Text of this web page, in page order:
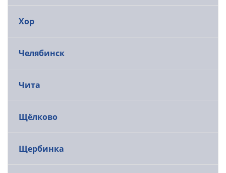
Хор
Челябинск
Чита
Щёлково
Щербинка